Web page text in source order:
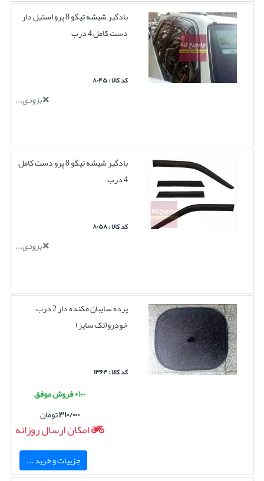
بادگیر شیشه تیگو 8 پرو استیل دار
دست کامل 4 درب
کد کالا : ۸۰۴۵
بزودی...
بادگیر شیشه تیگو 8 پرو دست کامل
4 درب
کد کالا : ۸۰۵۸
بزودی...
پرده سایبان مکنده دار 2 درب
خودرو(تک سایز)
کد کالا : ۱۳۶۴
۱۰۰+ فروش موفق
۳۱۰/۰۰۰تومان
امکان ارسال روزانه
جزییات و خرید ...